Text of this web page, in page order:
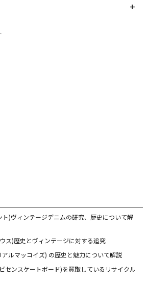
ト)ヴィンテージデニムの研究、歴史について解
ス)歴史とヴィンテージに対する追究
アルマッコイズ) の歴史と魅力について解説
センスケートボード)を買取しているリサイクル